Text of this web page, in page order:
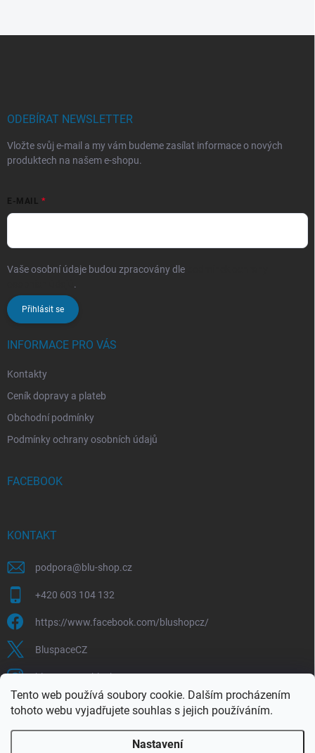
Tento web používá soubory cookie. Dalším procházením
tohoto webu vyjadřujete souhlas s jejich používáním.
Nastavení
ODEBÍRAT NEWSLETTER
Vložte svůj e-mail a my vám budeme zasílat informace o nových
produktech na našem e-shopu.
E-MAIL
Vaše osobní údaje budou zpracovány dle
.
Přihlásit se
INFORMACE PRO VÁS
Kontakty
Ceník dopravy a plateb
Obchodní podmínky
Podmínky ochrany osobních údajů
FACEBOOK
KONTAKT
podpora@blu-shop.cz
+420 603 104 132
https://www.facebook.com/blushopcz/
BluspaceCZ
bluspace.cz_blushop.cz
Blu-space.cz Blu-shop.cz Štěpán Čermák